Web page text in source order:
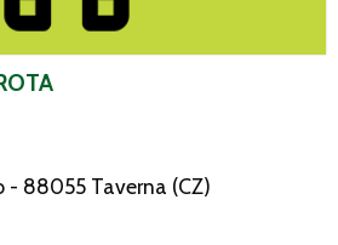
- 88055 Taverna (CZ)